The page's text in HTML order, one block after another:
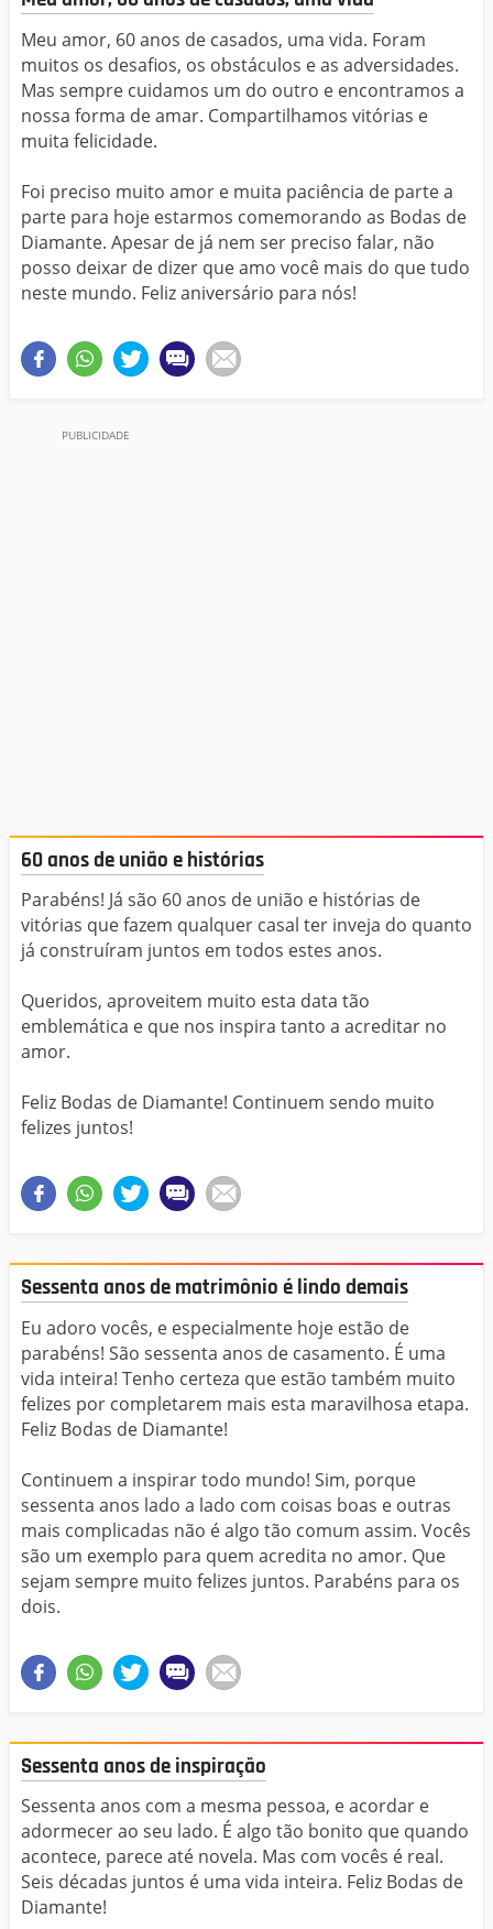
Meu amor, 60 anos de casados, uma vida. Foram
muitos os desafios, os obstáculos e as adversidades.
Mas sempre cuidamos um do outro e encontramos a
nossa forma de amar. Compartilhamos vitórias e
muita felicidade.
Foi preciso muito amor e muita paciência de parte a
parte para hoje estarmos comemorando as Bodas de
Diamante. Apesar de já nem ser preciso falar, não
posso deixar de dizer que amo você mais do que tudo
neste mundo. Feliz aniversário para nós!
60 anos de união e histórias
Parabéns! Já são 60 anos de união e histórias de
vitórias que fazem qualquer casal ter inveja do quanto
já construíram juntos em todos estes anos.
Queridos, aproveitem muito esta data tão
emblemática e que nos inspira tanto a acreditar no
amor.
Feliz Bodas de Diamante! Continuem sendo muito
felizes juntos!
Sessenta anos de matrimônio é lindo demais
Eu adoro vocês, e especialmente hoje estão de
parabéns! São sessenta anos de casamento. É uma
vida inteira! Tenho certeza que estão também muito
felizes por completarem mais esta maravilhosa etapa.
Feliz Bodas de Diamante!
Continuem a inspirar todo mundo! Sim, porque
sessenta anos lado a lado com coisas boas e outras
mais complicadas não é algo tão comum assim. Vocês
são um exemplo para quem acredita no amor. Que
sejam sempre muito felizes juntos. Parabéns para os
dois.
Sessenta anos de inspiração
Sessenta anos com a mesma pessoa, e acordar e
adormecer ao seu lado. É algo tão bonito que quando
acontece, parece até novela. Mas com vocês é real.
Seis décadas juntos é uma vida inteira. Feliz Bodas de
Diamante!